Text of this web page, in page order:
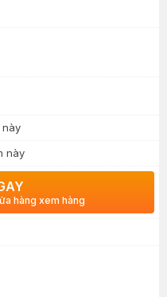
này
này
hàng xem hàng